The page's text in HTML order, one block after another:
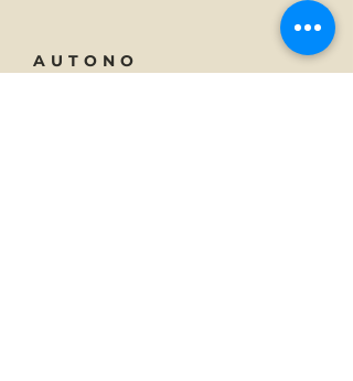
AUTONO